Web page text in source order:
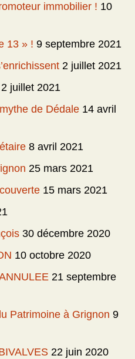
immobilier ! 10
13 » ! 9 septembre 2021
2 juillet 2021
2 juillet 2021
de Dédale 14 avril
8 avril 2021
25 mars 2021
15 mars 2021
30 décembre 2020
10 octobre 2020
21 septembre
Patrimoine à Grignon 9
22 juin 2020